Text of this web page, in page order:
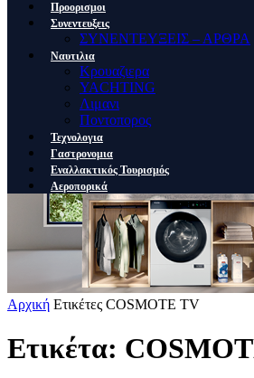
Προορισμοι
Συνεντευξεις
ΣΥΝΕΝΤΕΥΞΕΙΣ – ΑΡΘΡΑ
Ναυτιλια
Κρουαζιερα
YACHTING
Λιμανι
Ποντοπορος
Τεχνολογια
Γαστρονομια
Εναλλακτικός Τουρισμός
Αεροπορικά
Αρχική Ετικέτες COSMOTE TV
Ετικέτα: